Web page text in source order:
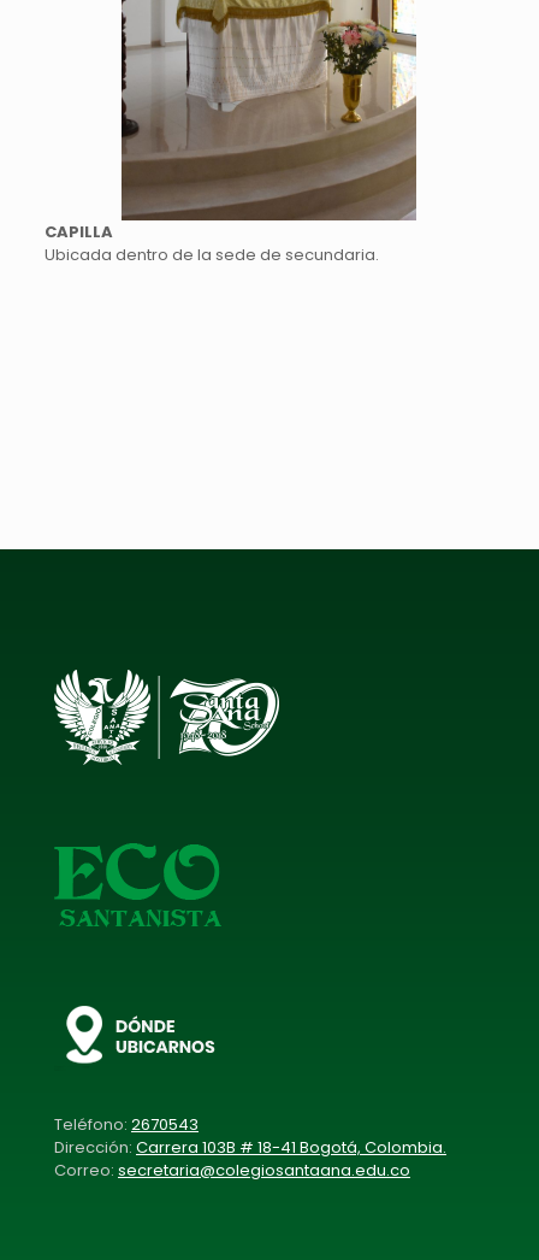
CAPILLA
Ubicada dentro de la sede de secundaria.
Teléfono: 2670543
Dirección: Carrera 103B # 18-41 Bogotá, Colombia.
Correo: secretaria@colegiosantaana.edu.co